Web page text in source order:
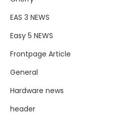
EAS 3 NEWS
Easy 5 NEWS
Frontpage Article
General
Hardware news
header